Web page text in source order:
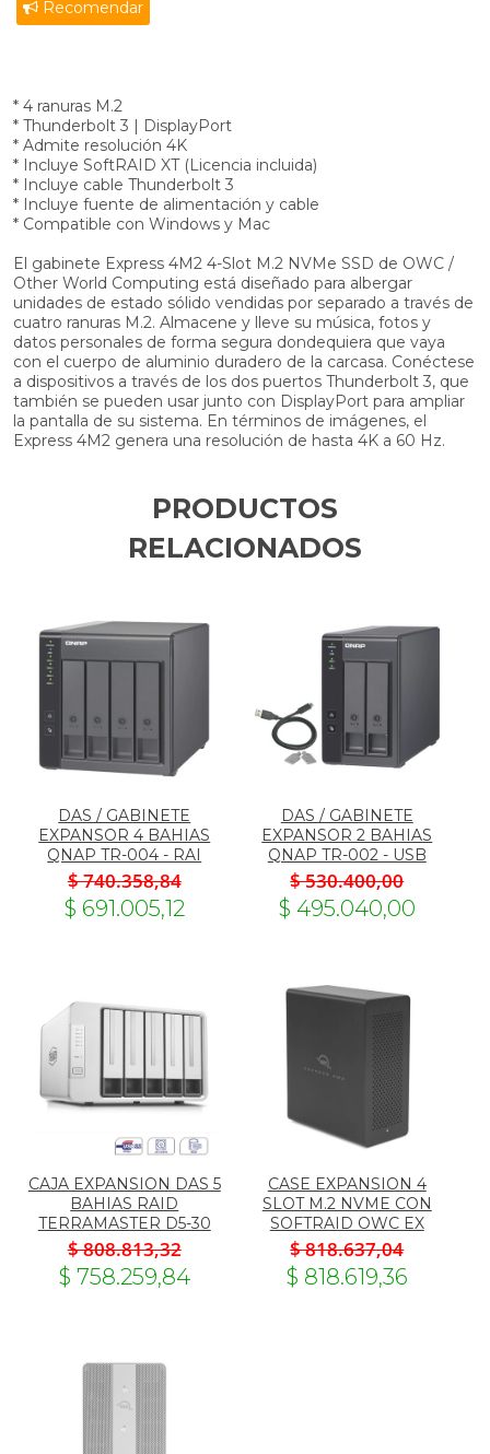
Recomendar
* 4 ranuras M.2
* Thunderbolt 3 | DisplayPort
* Admite resolución 4K
* Incluye SoftRAID XT (Licencia incluida)
* Incluye cable Thunderbolt 3
* Incluye fuente de alimentación y cable
* Compatible con Windows y Mac
El gabinete Express 4M2 4-Slot M.2 NVMe SSD de OWC /
Other World Computing está diseñado para albergar
unidades de estado sólido vendidas por separado a través de
cuatro ranuras M.2. Almacene y lleve su música, fotos y
datos personales de forma segura dondequiera que vaya
con el cuerpo de aluminio duradero de la carcasa. Conéctese
a dispositivos a través de los dos puertos Thunderbolt 3, que
también se pueden usar junto con DisplayPort para ampliar
la pantalla de su sistema. En términos de imágenes, el
Express 4M2 genera una resolución de hasta 4K a 60 Hz.
PRODUCTOS
RELACIONADOS
DAS / GABINETE
EXPANSOR 4 BAHIAS
QNAP TR-004 - RAI
$ 740.358,84
$ 691.005,12
DAS / GABINETE
EXPANSOR 2 BAHIAS
QNAP TR-002 - USB
$ 530.400,00
$ 495.040,00
CAJA EXPANSION DAS 5
BAHIAS RAID
TERRAMASTER D5-30
$ 808.813,32
$ 758.259,84
CASE EXPANSION 4
SLOT M.2 NVME CON
SOFTRAID OWC EX
$ 818.637,04
$ 818.619,36